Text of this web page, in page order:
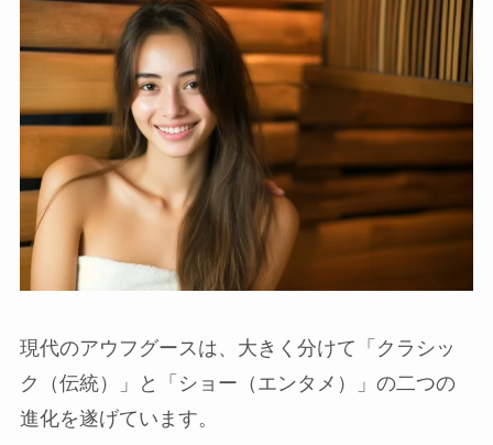
現代のアウフグースは、大きく分けて「クラシッ
ク（伝統）」と「ショー（エンタメ）」の二つの
進化を遂げています。